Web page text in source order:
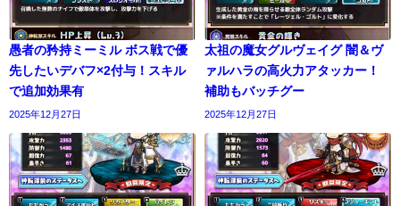
愚者の矜持ミーミル ボス戦で優
先したいデバフ×2付与！スキル
で追加効果有
2025年12月27日
太祖の魔女グルヴェイグ 闇＆ヴ
ァルハラの高火力アタッカー！
補助もバッチグー
2025年12月27日